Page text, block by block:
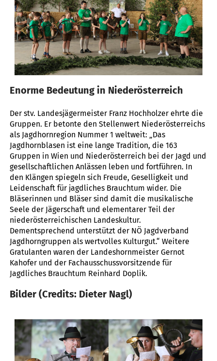
Enorme Bedeutung in Niederösterreich
Der stv. Landesjägermeister Franz Hochholzer ehrte die
Gruppen. Er betonte den Stellenwert Niederösterreichs
als Jagdhornregion Nummer 1 weltweit: „Das
Jagdhornblasen ist eine lange Tradition, die 163
Gruppen in Wien und Niederösterreich bei der Jagd und
gesellschaftlichen Anlässen leben und fortführen. In
den Klängen spiegeln sich Freude, Geselligkeit und
Leidenschaft für jagdliches Brauchtum wider. Die
Bläserinnen und Bläser sind damit die musikalische
Seele der Jägerschaft und elementarer Teil der
niederösterreichischen Landeskultur.
Dementsprechend unterstützt der NÖ Jagdverband
Jagdhorngruppen als wertvolles Kulturgut.“ Weitere
Gratulanten waren der Landeshornmeister Gernot
Kahofer und der Fachausschussvorsitzende für
Jagdliches Brauchtum Reinhard Doplik.
Bilder (Credits: Dieter Nagl)